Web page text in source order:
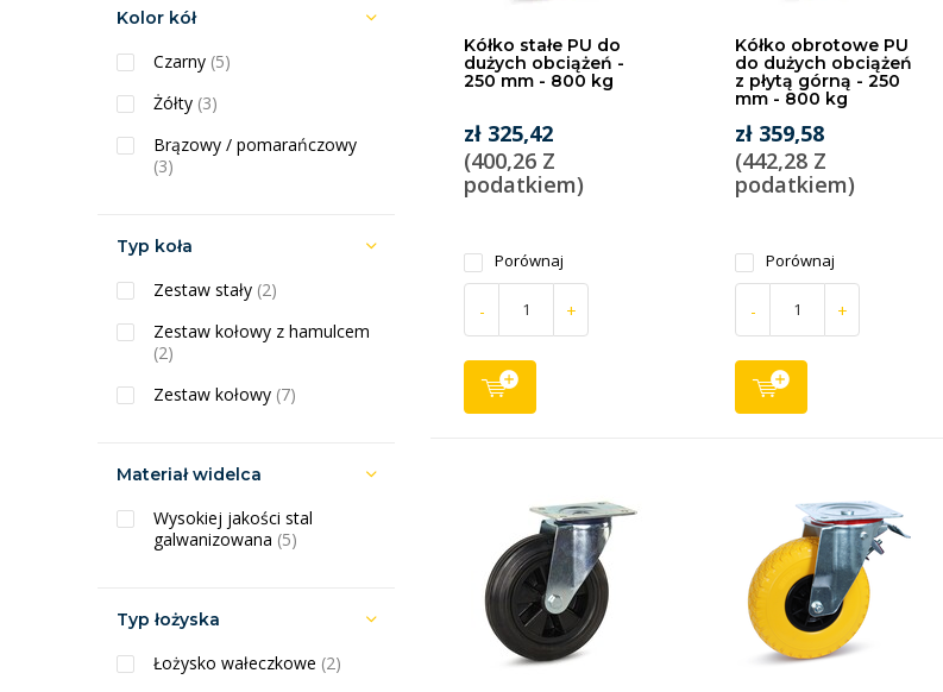
Kółko stałe PU do
dużych obciążeń -
250 mm - 800 kg
zł 325,42
(400,26 Z
podatkiem)
Porównaj
- +
Kółko obrotowe PU
do dużych obciążeń
z płytą górną - 250
mm - 800 kg
zł 359,58
(442,28 Z
podatkiem)
Porównaj
- +
Kolor kół
Czarny (5)
Żółty (3)
Brązowy / pomarańczowy
(3)
Typ koła
Zestaw stały (2)
Zestaw kołowy z hamulcem
(2)
Zestaw kołowy (7)
Materiał widelca
Wysokiej jakości stal
galwanizowana (5)
Typ łożyska
Łożysko wałeczkowe (2)